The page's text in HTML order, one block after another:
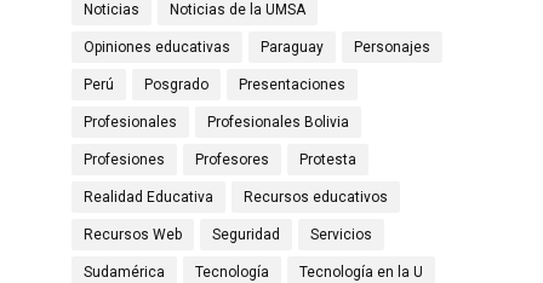
Noticias Noticias de la UMSA
Opiniones educativas Paraguay Personajes
Perú Posgrado Presentaciones
Profesionales Profesionales Bolivia
Profesiones Profesores Protesta
Realidad Educativa Recursos educativos
Recursos Web Seguridad Servicios
Sudamérica Tecnología Tecnología en la U